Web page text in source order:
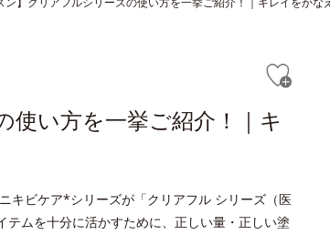
使い方を一挙ご紹介！｜キ
キビケア*シリーズが「クリアフル シリーズ（医
ムを十分に活かすために、正しい量・正しい塗